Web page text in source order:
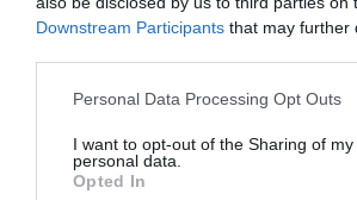
Downstream Participants that may further
Personal Data Processing Opt Outs
I want to opt-out of the Sharing of my
personal data.
Opted In
necesitan mucha humedad.
ambiental por medio de
en verano y en plantas cultivadas en
frecuentemente. Cortaremos las hojas
vayan secando, en invierno podemos